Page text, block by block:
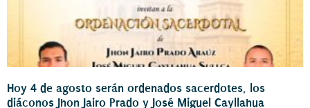
Hoy 4 de agosto serán ordenados sacerdotes, los
diáconos Jhon Jairo Prado y José Miguel Cayllahua